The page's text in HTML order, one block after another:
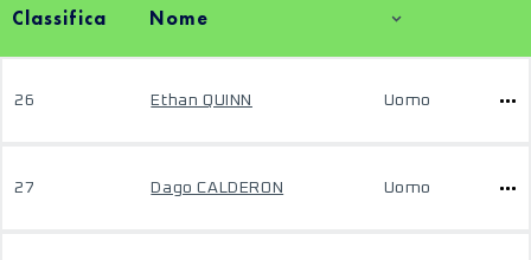
Classifica Nome
26 Ethan QUINN Uomo
27 Dago CALDERON Uomo